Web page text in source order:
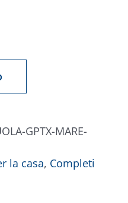
GPTX-MARE-
la casa, Completi